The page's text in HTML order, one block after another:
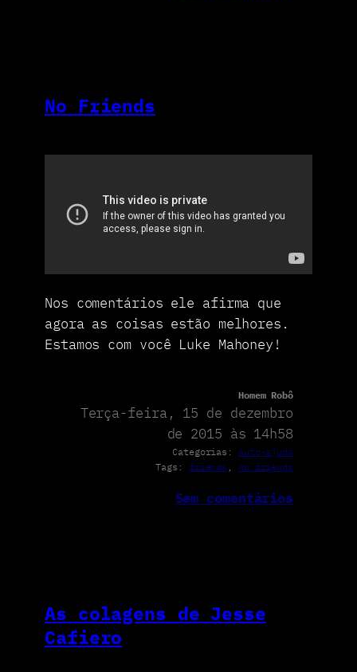
No Friends
Nos comentários ele afirma que
agora as coisas estão melhores.
Estamos com você Luke Mahoney!
Homem Robô
Terça-feira, 15 de dezembro
de 2015 às 14h58
Categorias: Auto-ajuda
Tags: friends , no friends
Sem comentários
As colagens de Jesse
Cafiero